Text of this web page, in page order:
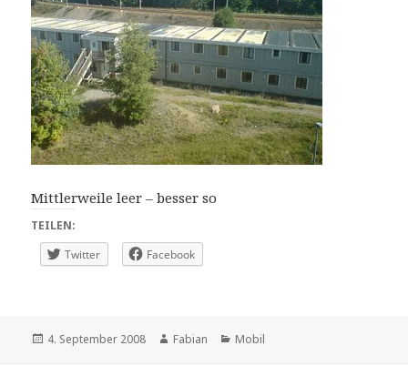
Mittlerweile leer – besser so
TEILEN:
Twitter
Facebook
Veröffentlicht
4. September 2008 Autor
Fabian Kategorien
Mobil